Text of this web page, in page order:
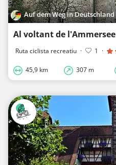
Auf dem Weg in Deutschland
Al voltant de l'Ammersee
Ruta ciclista recreatiu · 1 ·
45,9 km 307 m